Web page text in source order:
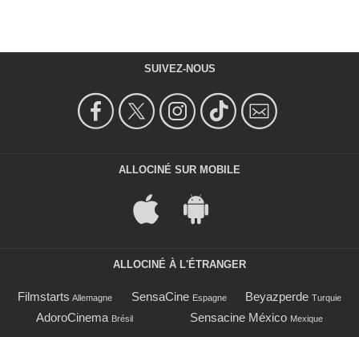
SUIVEZ-NOUS
ALLOCINÉ SUR MOBILE
ALLOCINÉ À L'ÉTRANGER
Filmstarts Allemagne SensaCine Espagne Beyazperde Turquie
AdoroCinema Brésil Sensacine México Mexique